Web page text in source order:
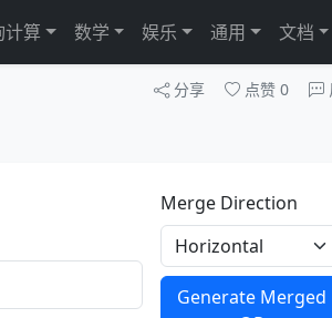
计算 数学 娱乐 通用 文档
分享 点赞 0
Merge Direction
Generate Merged